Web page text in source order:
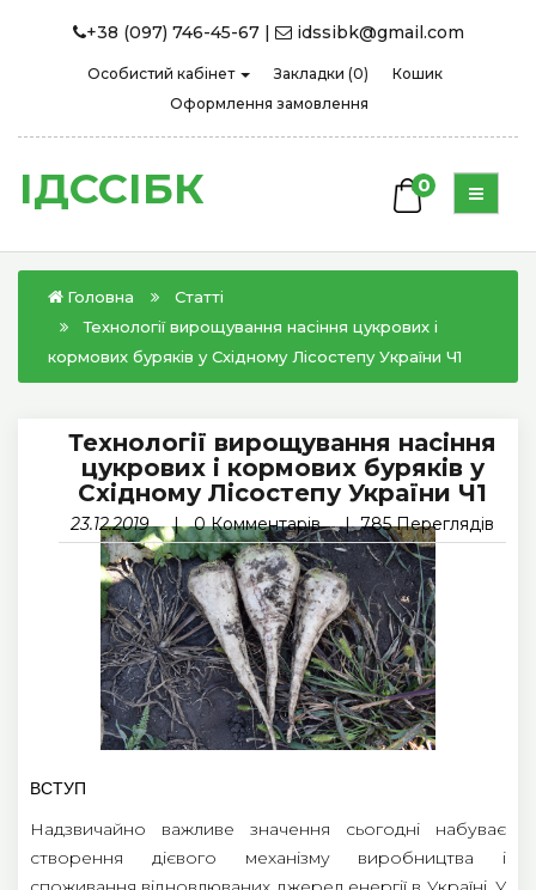
+38 (097) 746-45-67 | idssibk@gmail.com
Особистий кабінет Закладки (0)
Кошик
Оформлення замовлення
ІДССІБК 0
Головна
Статті
Технології вирощування насіння цукрових і
кормових буряків у Східному Лісостепу України Ч1
Технології вирощування насіння
цукрових і кормових буряків у
Східному Лісостепу України Ч1
23.12.2019 |0Комментарів | 785 Переглядів
ВСТУП
Надзвичайно важливе значення сьогодні набуває
створення дієвого механізму виробництва і